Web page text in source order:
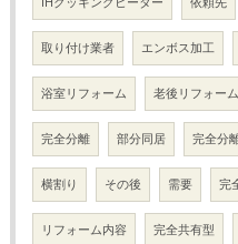
取り付け業者 エンボス加工
浴室リフォーム 老後リフォーム
完全分離 部分同居 完全分
横割り その後 需要 完
リフォーム内容 完全共有型